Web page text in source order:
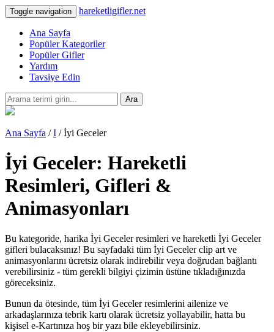
Toggle navigation hareketligifler.net
Ana Sayfa
Popüler Kategoriler
Popüler Gifler
Yardım
Tavsiye Edin
Ara
Ana Sayfa /I / İyi Geceler
İyi Geceler: Hareketli
Resimleri, Gifleri &
Animasyonları
Bu kategoride, harika İyi Geceler resimleri ve hareketli İyi Geceler
gifleri bulacaksınız! Bu sayfadaki tüm İyi Geceler clip art ve
animasyonlarını ücretsiz olarak indirebilir veya doğrudan bağlantı
verebilirsiniz - tüm gerekli bilgiyi çizimin üstüne tıkladığınızda
göreceksiniz.
Bunun da ötesinde, tüm İyi Geceler resimlerini ailenize ve
arkadaşlarınıza tebrik kartı olarak ücretsiz yollayabilir, hatta bu
kişisel e-Kartınıza hoş bir yazı bile ekleyebilirsiniz.